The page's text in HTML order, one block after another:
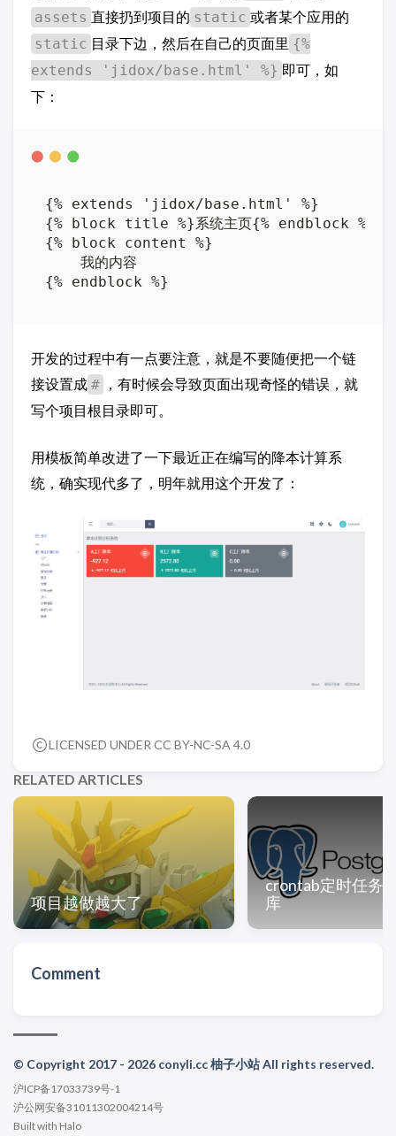
assets 直接扔到项目的 static 或者某个应用的
static 目录下边，然后在自己的页面里 {%
extends 'jidox/base.html' %} 即可，如
下：
{% extends 'jidox/base.html' %}
{% block title %}系统主页{% endblock %}
{% block content %}
    我的内容
开发的过程中有一点要注意，就是不要随便把一个链
接设置成 #
，有时候会导致页面出现奇怪的错误，就
写个项目根目录即可。
用模板简单改进了一下最近正在编写的降本计算系
统，确实现代多了，明年就用这个开发了：
LICENSED UNDER CC BY-NC-SA 4.0
RELATED ARTICLES
项目越做越大了
crontab定时任务
库
Comment
© Copyright 2017 - 2026 conyli.cc 柚子小站 All rights reserved.
沪ICP备17033739号-1
沪公网安备31011302004214号
Built with Halo